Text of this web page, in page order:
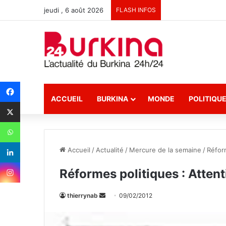
jeudi , 6 août 2026 FLASH INFOS
ACCUEIL BURKINA MONDE POLITIQUE
Accueil / Actualité / Mercure de la semaine /
Réformes politiques :
thierrynab 09/02/2012